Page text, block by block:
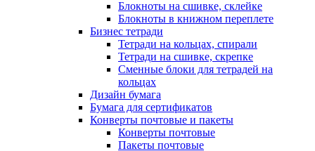
Блокноты на сшивке, склейке
Блокноты в книжном переплете
Бизнес тетради
Тетради на кольцах, спирали
Тетради на сшивке, скрепке
Сменные блоки для тетрадей на
кольцах
Дизайн бумага
Бумага для сертификатов
Конверты почтовые и пакеты
Конверты почтовые
Пакеты почтовые